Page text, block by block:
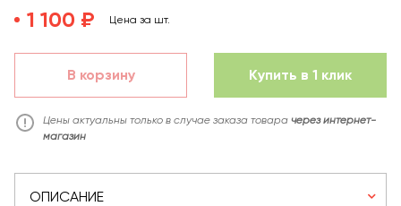
1 100 ₽ Цена за шт.
В корзину Купить в 1 клик
Цены актуальны только в случае заказа товара через интернет-
магазин
ОПИСАНИЕ